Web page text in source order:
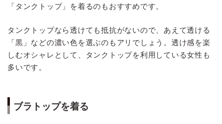
「タンクトップ」を着るのもおすすめです。
タンクトップなら透けても抵抗がないので、あえて透ける
「黒」などの濃い色を選ぶのもアリでしょう。透け感を楽
しむオシャレとして、タンクトップを利用している女性も
多いです。
ブラトップを着る